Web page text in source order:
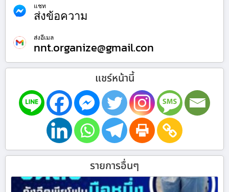
แชท
ส่งข้อความ
ส่งอีเมล
nnt.organize@gmail.con
แชร์หน้านี้
รายการอื่นๆ